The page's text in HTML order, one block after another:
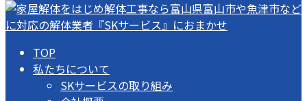
TOP
私たちについて
SKサービスの取り組み